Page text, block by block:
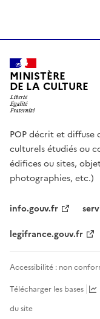
MINISTÈRE
DE LA CULTURE
POP décrit et diffuse
culturels étudiés ou
édifices ou sites,
photographies, etc.)
info.gouv.fr
legifrance.gouv.fr
Accessibilité : non
Télécharger les bases
du site